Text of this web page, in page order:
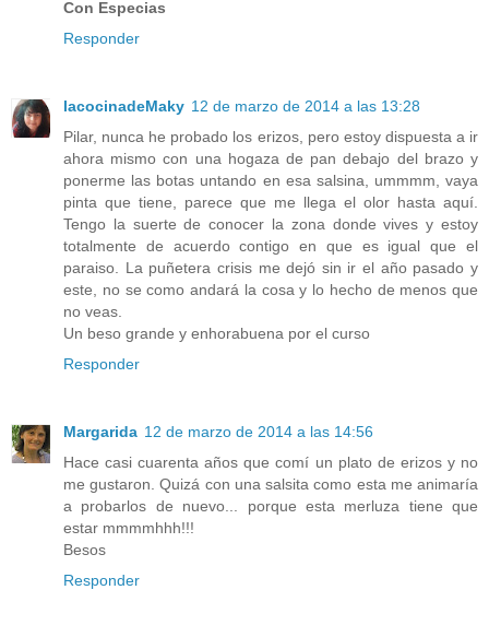
Con Especias
Responder
lacocinadeMaky 12 de marzo de 2014 a las 13:28
Pilar, nunca he probado los erizos, pero estoy dispuesta a ir
ahora mismo con una hogaza de pan debajo del brazo y
ponerme las botas untando en esa salsina, ummmm, vaya
pinta que tiene, parece que me llega el olor hasta aquí.
Tengo la suerte de conocer la zona donde vives y estoy
totalmente de acuerdo contigo en que es igual que el
paraiso. La puñetera crisis me dejó sin ir el año pasado y
este, no se como andará la cosa y lo hecho de menos que
no veas.
Un beso grande y enhorabuena por el curso
Responder
Margarida 12 de marzo de 2014 a las 14:56
Hace casi cuarenta años que comí un plato de erizos y no
me gustaron. Quizá con una salsita como esta me animaría
a probarlos de nuevo... porque esta merluza tiene que
estar mmmmhhh!!!
Besos
Responder